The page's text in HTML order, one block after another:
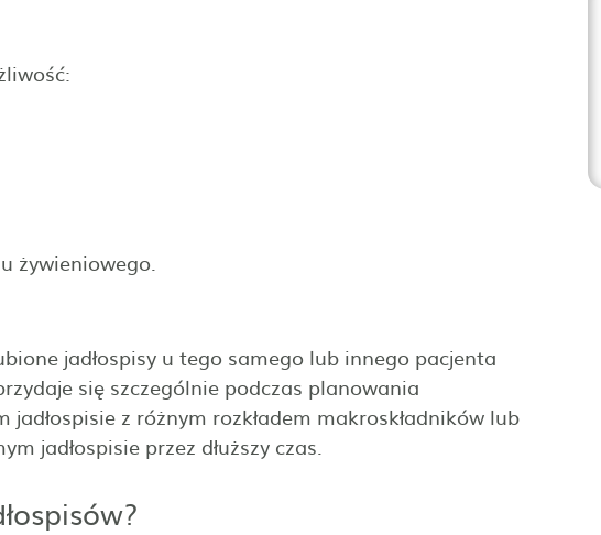
żywieniowego.
jadłospisy u tego samego lub innego pacjenta
się szczególnie podczas planowania
z różnym rozkładem makroskładników lub
jadłospisie przez dłuższy czas.